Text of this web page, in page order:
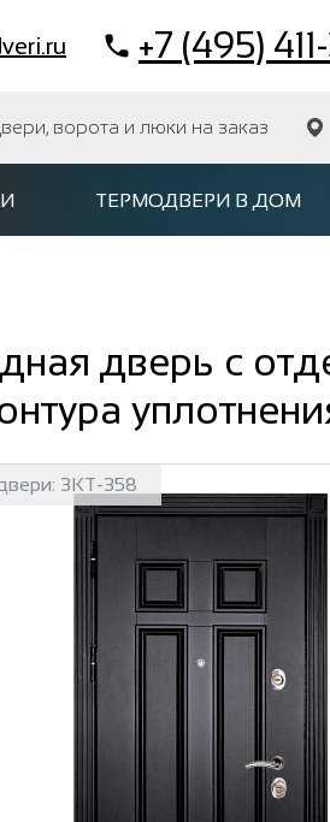
+7 (495)
ворота и люки на заказ
ТЕРМОДВЕРИ В ДОМ
дверь с
3КТ-358